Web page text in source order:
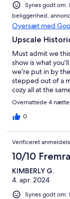
Synes godt
beliggenhed,
Oversæt med
Upscale
Must admit we
show is what
we're put in by
stepped out of a
cozy all at the
Overnattede 4
0
Verificeret
10/10
KIMBERLY G.
4. apr. 2024
Synes godt